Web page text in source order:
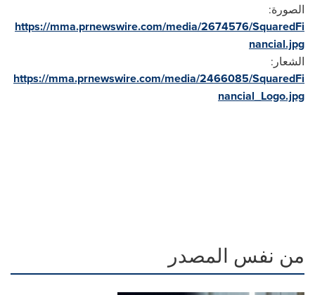
الصورة:
https://mma.prnewswire.com/media/2674576/SquaredFi
nancial.jpg
الشعار:
https://mma.prnewswire.com/media/2466085/SquaredFi
nancial_Logo.jpg
من نفس المصدر